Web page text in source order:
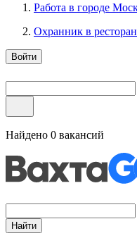
Работа в городе
Охранник в ресторан
Войти
Найдено 0 вакансий
Найти